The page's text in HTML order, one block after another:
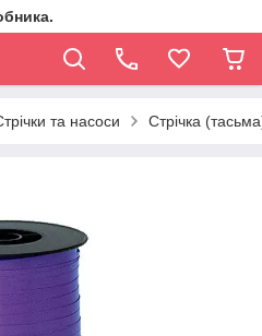
та насоси Стрічка